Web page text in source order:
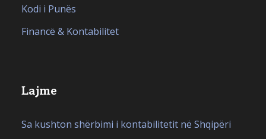
Kodi i Punës
Financë & Kontabilitet
Lajme
Sa kushton shërbimi i kontabilitetit në Shqipëri